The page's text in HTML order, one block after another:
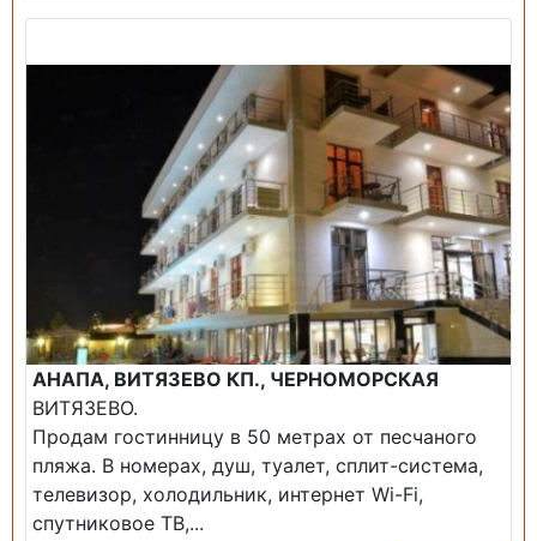
АНАПА, ВИТЯЗЕВО КП., ЧЕРНОМОРСКАЯ
ВИТЯЗЕВО.
Продам гостинницу в 50 метрах от песчаного
пляжа. В номерах, душ, туалет, сплит-система,
телевизор, холодильник, интернет Wi-Fi,
спутниковое ТВ,...